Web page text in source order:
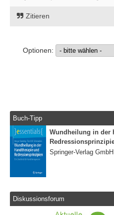
Zitieren
Optionen:
Buch-Tipp
Wundheilung in der
Springer-Verlag
Diskussionsforum